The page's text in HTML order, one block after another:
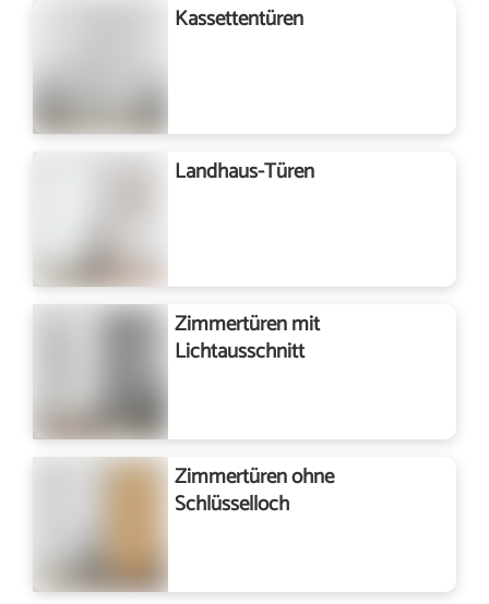
Kassettentüren
Landhaus-Türen
Zimmertüren mit
Lichtausschnitt
Zimmertüren ohne
Schlüsselloch